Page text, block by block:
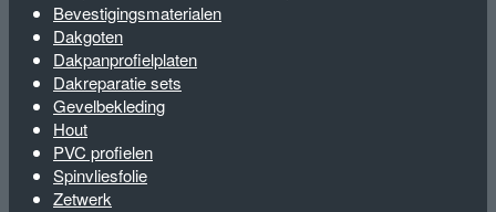
Bevestigingsmaterialen
Dakgoten
Dakpanprofielplaten
Dakreparatie sets
Gevelbekleding
Hout
PVC profielen
Spinvliesfolie
Zetwerk